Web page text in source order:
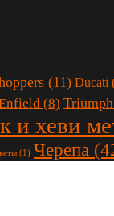
(11) Ducati
(8) Triumph
и хеви
(1) Черепа